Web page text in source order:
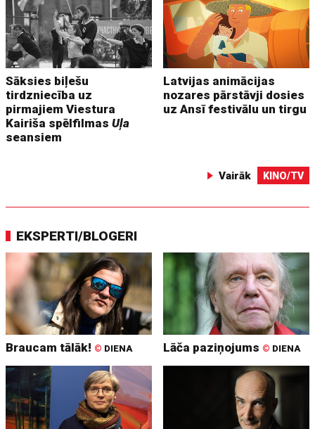
Sāksies biļešu
tirdzniecība uz
pirmajiem Viestura
Kairiša spēlfilmasUļa
seansiem
Latvijas animācijas
nozares pārstāvji dosies
uz Ansī festivālu un tirgu
Vairāk KINO/TV
EKSPERTI/BLOGERI
Braucam tālāk! © DIENA Lāča paziņojums © DIENA